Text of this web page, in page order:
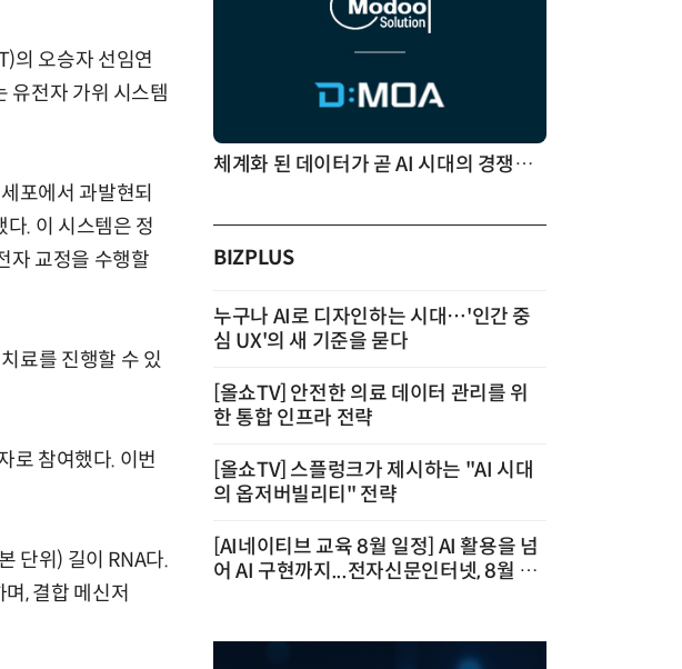
의 오승자 선임연
유전자 가위 시스템
포에서 과발현되
. 이 시스템은 정
자 교정을 수행할
료를 진행할 수 있
로 참여했다. 이번
단위) 길이 RNA다.
, 결합 메신저
체계화 된 데이터가 곧 AI 시대의 경쟁력이다
BIZPLUS
누구나 AI로 디자인하는 시대…'인간 중
심 UX'의 새 기준을 묻다
[올쇼TV] 안전한 의료 데이터 관리를 위
한 통합 인프라 전략
[올쇼TV] 스플렁크가 제시하는 "AI 시대
의 옵저버빌리티" 전략
[AI네이티브 교육 8월 일정] AI 활용을 넘
어 AI 구현까지...전자신문인터넷, 8월 실